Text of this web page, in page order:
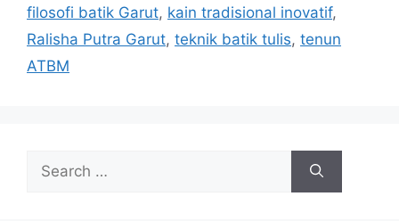
filosofi batik Garut, kain tradisional inovatif,
Ralisha Putra Garut, teknik batik tulis, tenun
ATBM
for: